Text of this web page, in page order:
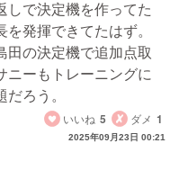
しで決定機を作ってた
発揮できてたはず。
田の決定機で追加点取
ニーもトレーニングに
ろう。
いいね 5 ダメ 1
2025年09月23日 00:21